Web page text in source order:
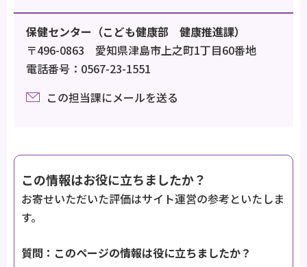
保健センター（こども健康部 健康推進課）
〒496-0863 愛知県津島市上之町1丁目60番地
電話番号：0567-23-1551
この担当課にメールを送る
この情報はお役に立ちましたか？
お寄せいただいた評価はサイト運営の参考といたしま
す。
質問：このページの情報は役に立ちましたか？